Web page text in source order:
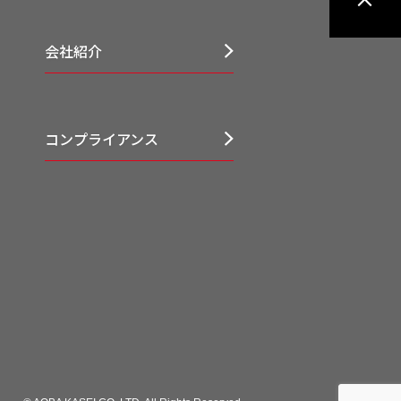
会社紹介
コンプライアンス